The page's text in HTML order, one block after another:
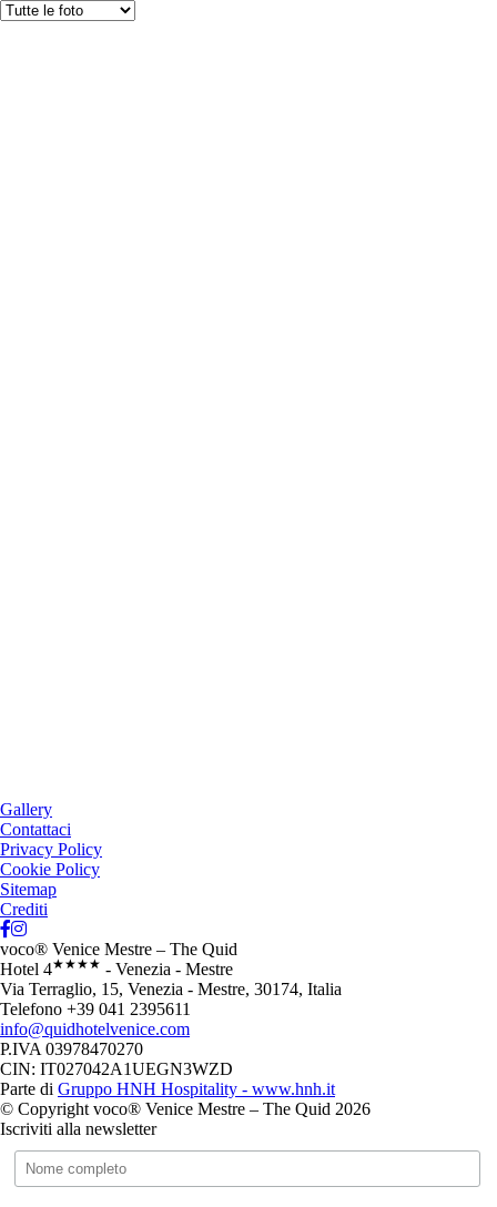
Gallery
Contattaci
Privacy Policy
Cookie Policy
Sitemap
Crediti
voco® Venice Mestre – The Quid
Hotel 4★★★★ - Venezia - Mestre
Via Terraglio, 15, Venezia - Mestre, 30174, Italia
Telefono +39 041 2395611
info@quidhotelvenice.com
P.IVA 03978470270
CIN: IT027042A1UEGN3WZD
Parte di Gruppo HNH Hospitality - www.hnh.it
© Copyright voco® Venice Mestre – The Quid 2026
Iscriviti alla newsletter